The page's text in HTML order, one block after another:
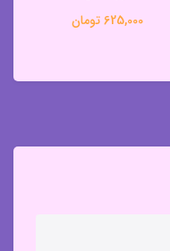
625,000 تومان